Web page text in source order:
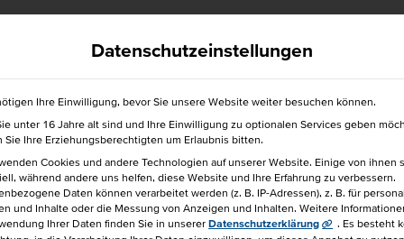
040 36138 777 hkbis@hkbis.de
einen Freund!
Datenschutzeinstellungen
Ihre Einwilligung, bevor Sie unsere Website weiter besuchen können.
unter 16 Jahre alt sind und Ihre Einwilligung zu optionalen Services geben
Sie Ihre Erziehungsberechtigten um Erlaubnis bitten.
Cookies und andere Technologien auf unserer Website. Einige von ihnen
während andere uns helfen, diese Website und Ihre Erfahrung zu verbessern.
Daten können verarbeitet werden (z. B. IP-Adressen), z. B. für
und Inhalte oder die Messung von Anzeigen und Inhalten. Weitere
Ihrer Daten finden Sie in unserer Datenschutzerklärung . Es besteht